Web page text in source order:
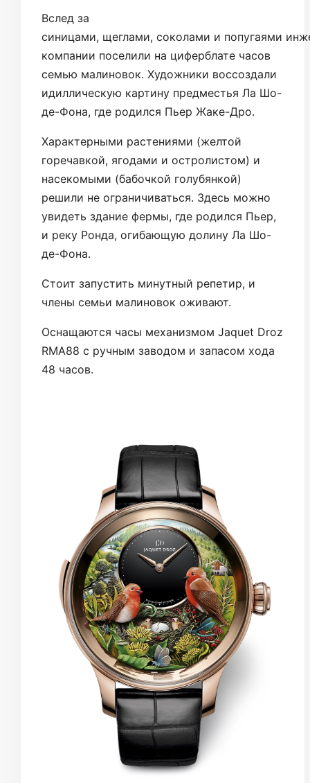
Вслед за
синицами, щеглами, соколами и попугаями
компании поселили на циферблате часов
семью малиновок. Художники воссоздали
идиллическую картину предместья Ла Шо-
де-Фона, где родился Пьер Жаке-Дро.
Характерными растениями (желтой
горечавкой, ягодами и остролистом) и
насекомыми (бабочкой голубянкой)
решили не ограничиваться. Здесь можно
увидеть здание фермы, где родился Пьер,
и реку Ронда, огибающую долину Ла Шо-
де-Фона.
Стоит запустить минутный репетир, и
члены семьи малиновок оживают.
Оснащаются часы механизмом Jaquet Droz
RMA88 с ручным заводом и запасом хода
48 часов.